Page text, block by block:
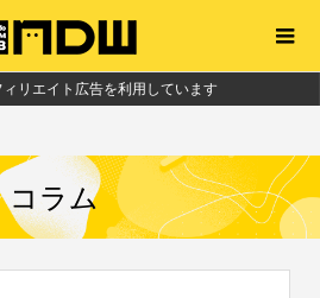
リエイト広告を利用しています
コラム